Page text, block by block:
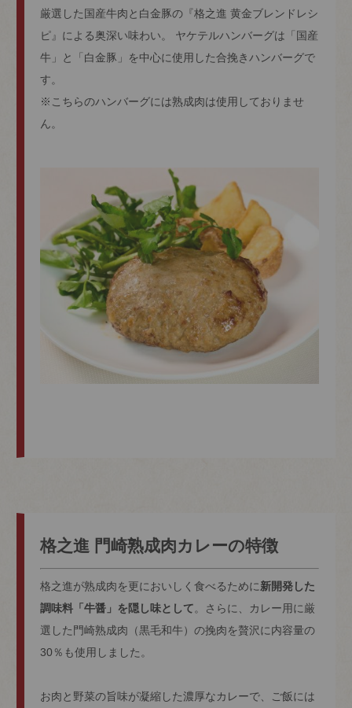
厳選した国産牛肉と白金豚の『格之進 黄金ブレンドレシ
ピ』による奥深い味わい。 ヤケテルハンバーグは「国産
牛」と「白金豚」を中心に使用した合挽きハンバーグで
す。
※こちらのハンバーグには熟成肉は使用しておりませ
ん。
格之進 門崎熟成肉カレーの特徴
格之進が熟成肉を更においしく食べるために新開発した
調味料「牛醤」を隠し味として。さらに、カレー用に厳
選した門崎熟成肉（黒毛和牛）の挽肉を贅沢に内容量の
30％も使用しました。
お肉と野菜の旨味が凝縮した濃厚なカレーで、ご飯には